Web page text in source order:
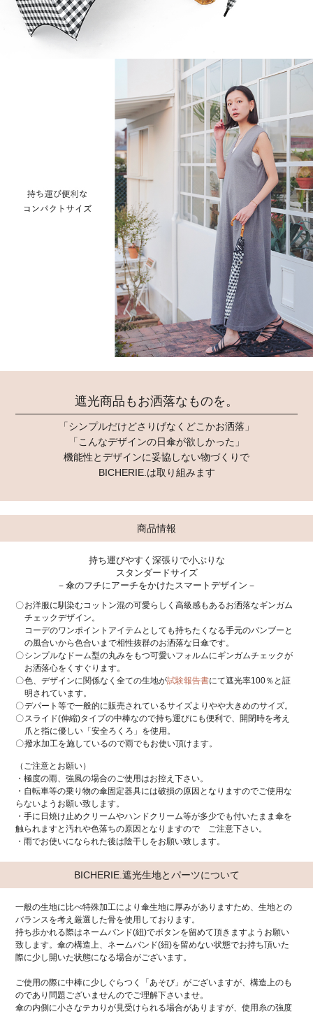
遮光商品もお洒落なものを。
「シンプルだけどさりげなくどこかお洒落」
「こんなデザインの日傘が欲しかった」
機能性とデザインに妥協しない物づくりで
BICHERIE.は取り組みます
商品情報
持ち運びやすく深張りで小ぶりな
スタンダードサイズ
－傘のフチにアーチをかけたスマートデザイン－
お洋服に馴染むコットン混の可愛らしく高級感もあるお洒落なギンガム
チェックデザイン。
コーデのワンポイントアイテムとしても持ちたくなる手元のバンブーと
の風合いから色合いまで相性抜群のお洒落な日傘です。
シンプルなドーム型の丸みをもつ可愛いフォルムにギンガムチェックが
お洒落心をくすぐります。
色、デザインに関係なく全ての生地が試験報告書にて遮光率100％と証
明されています。
デパート等で一般的に販売されているサイズよりやや大きめのサイズ。
スライド(伸縮)タイプの中棒なので持ち運びにも便利で、開閉時を考え
爪と指に優しい「安全ろくろ」を使用。
撥水加工を施しているので雨でもお使い頂けます。
（ご注意とお願い）
・極度の雨、強風の場合のご使用はお控え下さい。
・自転車等の乗り物の傘固定器具には破損の原因となりますのでご使用な
らないようお願い致します。
・手に日焼け止めクリームやハンドクリーム等が多少でも付いたまま傘を
触られますと汚れや色落ちの原因となりますので ご注意下さい。
・雨でお使いになられた後は陰干しをお願い致します。
BICHERIE.遮光生地とパーツについて
一般の生地に比べ特殊加工により傘生地に厚みがありますため、生地との
バランスを考え厳選した骨を使用しております。
持ち歩かれる際はネームバンド(紐)でボタンを留めて頂きますようお願い
致します。傘の構造上、ネームバンド(紐)を留めない状態でお持ち頂いた
際に少し開いた状態になる場合がございます。
ご使用の際に中棒に少しぐらつく「あそび」がございますが、構造上のも
のであり問題ございませんのでご理解下さいませ。
傘の内側に小さなテカりが見受けられる場合がありますが、使用糸の強度